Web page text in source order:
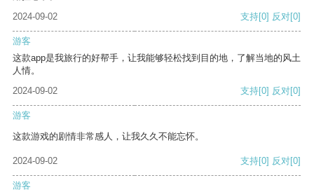
2024-09-02
支持[0] 反对[0]
游客
这款app是我旅行的好帮手，让我能够轻松找到目的地，了解当地的风土
人情。
2024-09-02
支持[0] 反对[0]
游客
这款游戏的剧情非常感人，让我久久不能忘怀。
2024-09-02 支持[0] 反对[0]
游客